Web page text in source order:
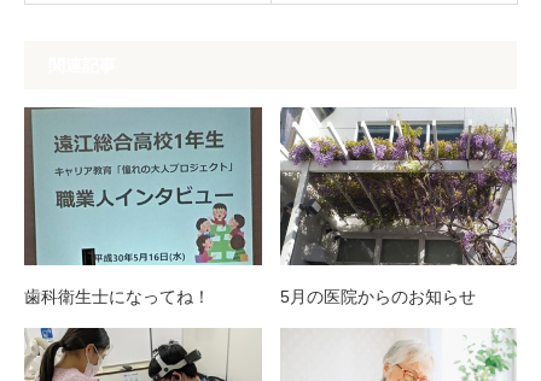
歯科衛生士になってね！ 5月の医院からのお知らせ